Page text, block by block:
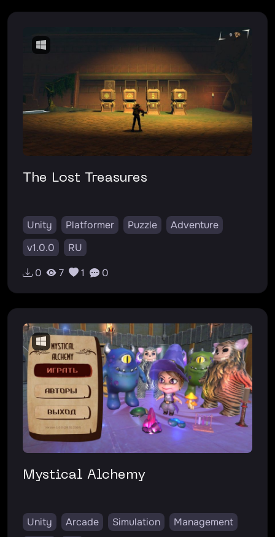
The Lost Treasures
Unity Platformer Puzzle
Adventure
v1.0.0
RU
0
7 1 0
Mystical Alchemy
Unity Arcade Simulation
Management